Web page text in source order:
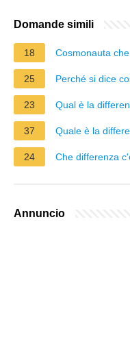
Domande simili
18 Cosmonauta
25 Perché si dice
23 Qual è la
37 Quale è la
24 Che differenza
Annuncio